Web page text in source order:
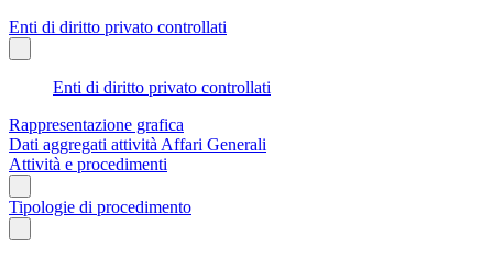
Enti di diritto privato controllati
Enti di diritto privato controllati
Rappresentazione grafica
Dati aggregati attività Affari Generali
Attività e procedimenti
Tipologie di procedimento